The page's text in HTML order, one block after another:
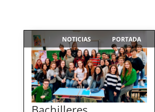
NOTICIAS , PORTADA